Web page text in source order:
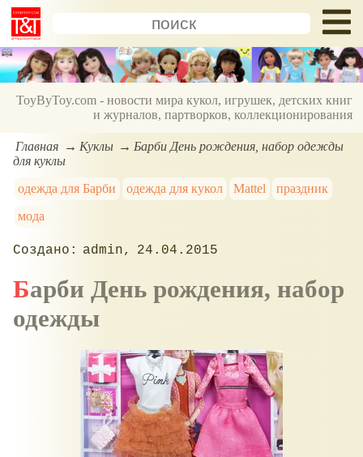
ToyByToy.com - новости мира кукол, игрушек, детских книг
и журналов, партворков, коллекционирования
Главная Куклы
Барби День рождения, набор одежды
для куклы
одежда для Барби
одежда для кукол Mattel
праздник
мода
admin 24.04.2015
Барби День рождения, набор
одежды